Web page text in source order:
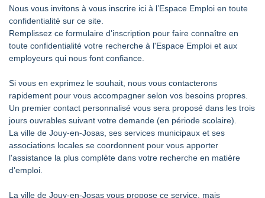
Nous vous invitons à vous inscrire ici à l’Espace Emploi en toute
confidentialité sur ce site.
Remplissez ce formulaire d'inscription pour faire connaître en
toute confidentialité votre recherche à l'Espace Emploi et aux
employeurs qui nous font confiance.
Si vous en exprimez le souhait, nous vous contacterons
rapidement pour vous accompagner selon vos besoins propres.
Un premier contact personnalisé vous sera proposé dans les trois
jours ouvrables suivant votre demande (en période scolaire).
La ville de Jouy-en-Josas, ses services municipaux et ses
associations locales se coordonnent pour vous apporter
l'assistance la plus complète dans votre recherche en matière
d'emploi.
La ville de Jouy-en-Josas vous propose ce service, mais